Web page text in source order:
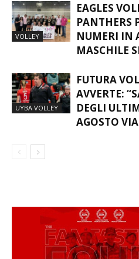
VOLLEY
EAGLES
PANTHERS
NUMERI IN
MASCHILE
UYBA VOLLEY
FUTURA
AVVERTE:
DEGLI
AGOSTO